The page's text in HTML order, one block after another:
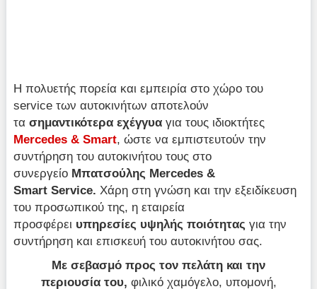
Η πολυετής πορεία και εμπειρία στο χώρο του
service των αυτοκινήτων αποτελούν
τασημαντικότερα εχέγγυα για τους ιδιοκτήτες
Mercedes & Smart, ώστε να εμπιστευτούν την
συντήρηση του αυτοκινήτου τους στο
συνεργείο Μπατσούλης Mercedes &
Smart Service. Χάρη στη γνώση και την εξειδίκευση
του προσωπικού της, η εταιρεία
προσφέρει υπηρεσίες υψηλής ποιότητας για την
συντήρηση και επισκευή του αυτοκινήτου σας.
Με σεβασμό προς τον πελάτη και την
περιουσία του, φιλικό χαμόγελο, υπομονή,